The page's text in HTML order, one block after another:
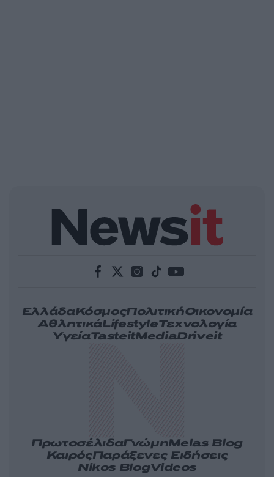
ΕλλάδαΚόσμοςΠολιτικήΟικονομία
ΑθλητικάLifestyleΤεχνολογία
ΥγείαTasteitMediaDriveit
ΠρωτοσέλιδαΓνώμηMelas Blog
ΚαιρόςΠαράξενες Ειδήσεις
Nikos BlogVideos